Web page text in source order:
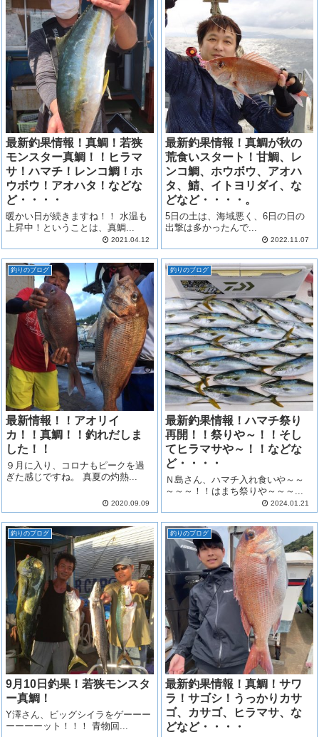
最新釣果情報！真鯛！若狭
モンスター真鯛！！ヒラマ
サ！ハマチ！レンコ鯛！ホ
ウボウ！アオハタ！などな
ど・・・・
暖かい日が続きますね！！ 水温も
上昇中！ということは、真鯛...
2021.04.12
最新釣果情報！真鯛が秋の
荒食いスタート！甘鯛、レ
ンコ鯛、ホウボウ、アオハ
タ、鯖、イトヨリダイ、な
どなど・・・・。
5日の土は、海域悪く、6日の日の
出撃は多かったんで...
2022.11.07
釣りのブログ
最新情報！！アオリイ
カ！！真鯛！！釣れだしま
した！！
９月に入り、コロナもピークを過
ぎた感じですね。 真夏の灼熱...
2020.09.09
釣りのブログ
最新釣果情報！ハマチ祭り
再開！！祭りや～！！そし
てヒラマサや～！！などな
ど・・・・
Ｎ島さん、ハマチ入れ食いや～～
～～～！！はまち祭りや～～～...
2024.01.21
釣りのブログ
9月10日釣果！若狭モンスタ
ー真鯛！
Y澤さん、ビッグシイラをゲーーー
ーーーーット！！！ 青物回...
釣りのブログ
最新釣果情報！真鯛！サワ
ラ！サゴシ！うっかりカサ
ゴ、カサゴ、ヒラマサ、な
どなど・・・・